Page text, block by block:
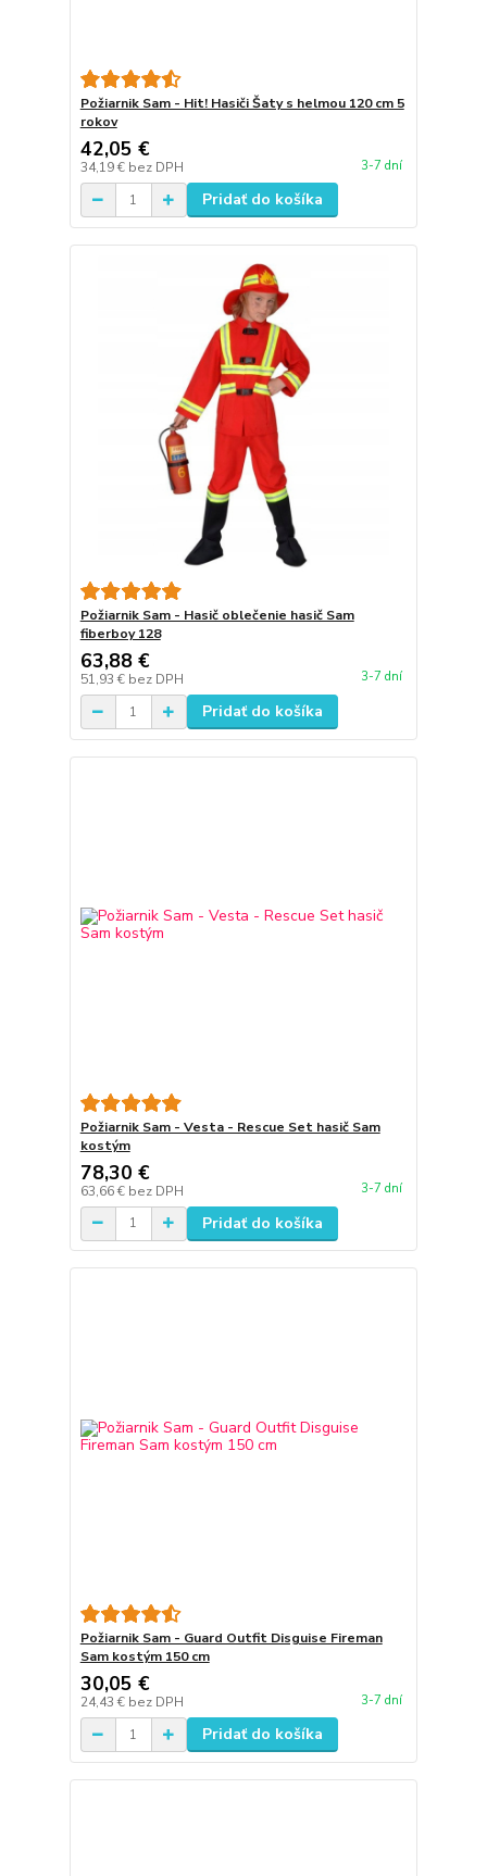
Požiarnik Sam - Hit! Hasiči Šaty s helmou 120 cm 5
rokov
42,05 €
34,19 € bez DPH 3-7 dní
Pridať do košíka
Požiarnik Sam - Hasič oblečenie hasič Sam
fiberboy 128
63,88 €
51,93 € bez DPH 3-7 dní
Pridať do košíka
Požiarnik Sam - Vesta - Rescue Set hasič Sam
kostým
78,30 €
63,66 € bez DPH 3-7 dní
Pridať do košíka
Požiarnik Sam - Guard Outfit Disguise Fireman
Sam kostým 150 cm
30,05 €
24,43 € bez DPH 3-7 dní
Pridať do košíka